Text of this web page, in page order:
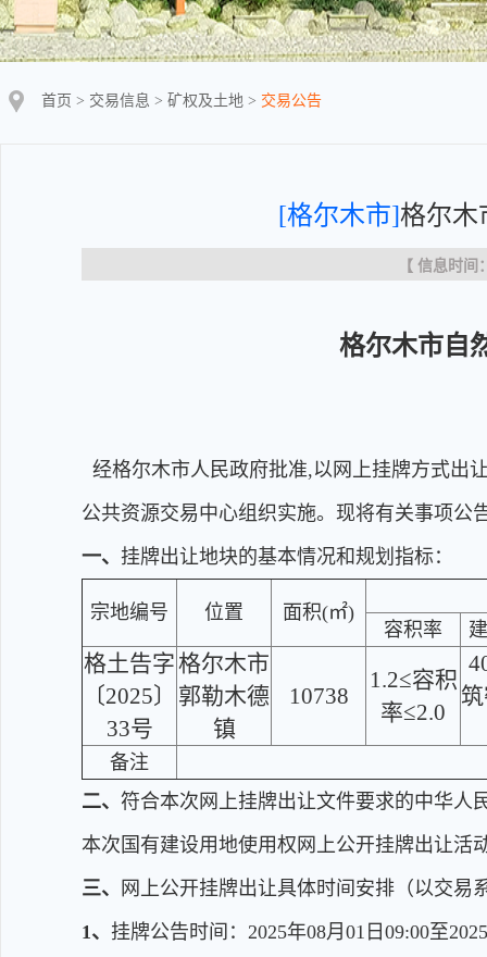
首页 > 交易信息 > 矿权及土地 > 交易公告
[格尔木市]格尔木
【 信息时间
格尔木市自
经格尔木市人民政府批准,以网上挂牌方式出
公共资源交易中心组织实施。现将有关事项公
一、 挂牌出让地块的基本情况和规划指标：
宗地编号 位置
面积(㎡)
容积率
格土告字
〔2025〕
33号
格尔木市
郭勒木德
镇
10738
1.2≤容积
率≤2.0
备注
二、 符合本次网上挂牌出让文件要求的中华人
本次国有建设用地使用权网上公开挂牌出让活
三、
网上公开挂牌出让具体时间安排（以交易
1、 挂牌公告时间：2025年08月01日09:00至